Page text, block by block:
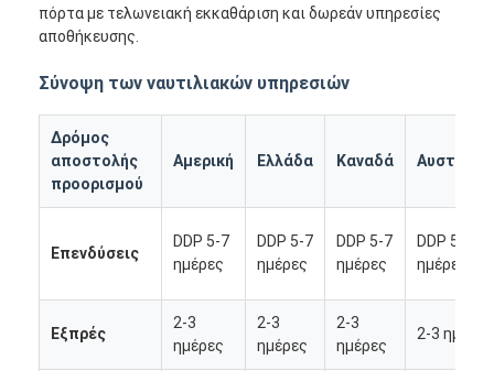
Αρχική Σελίδα
Σχετικά με εμάς
πόρτα με τελωνειακή εκκαθάριση και δωρεάν υπηρεσίες
αποθήκευσης.
Σύνοψη των ναυτιλιακών υπηρεσιών
Δρόμος
αποστολής
προορισμού
Αμερική Ελλάδα Καναδά
Επενδύσεις
DDP 5-7
ημέρες
DDP 5-7
ημέρες
DDP 5-7
ημέρες
DDP 5-7
ημέρες
Εξπρές
2-3
ημέρες
2-3
ημέρες
2-3
ημέρες
2-3 ημέρες